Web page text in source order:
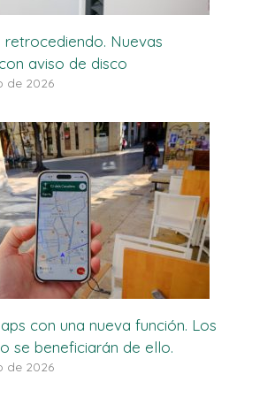
retrocediendo. Nuevas
aviso de disco
de 2026
con una nueva función. Los
se beneficiarán de ello.
de 2026